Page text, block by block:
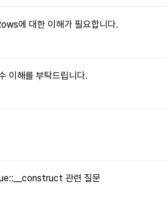
에 대한 이해가 필요합니다.
해를 부탁드립니다.
관련 질문